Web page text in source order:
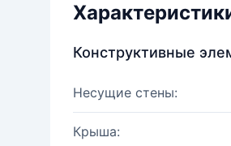
Конструктивные
Несущие стены:
Крыша: